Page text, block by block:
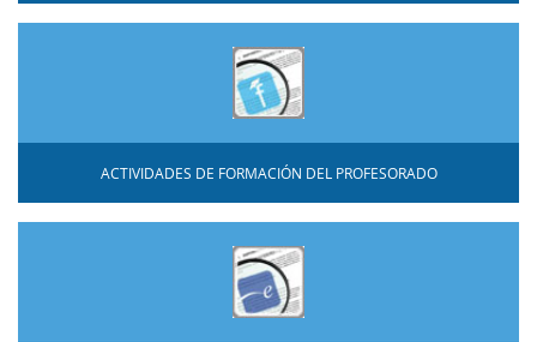
ACTIVIDADES DE FORMACIÓN DEL PROFESORADO